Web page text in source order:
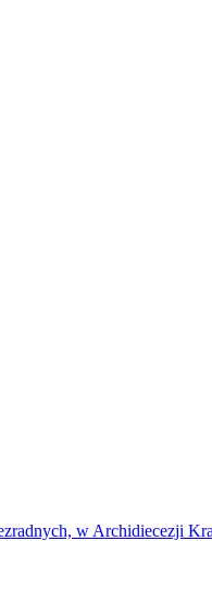
w Archidiecezji